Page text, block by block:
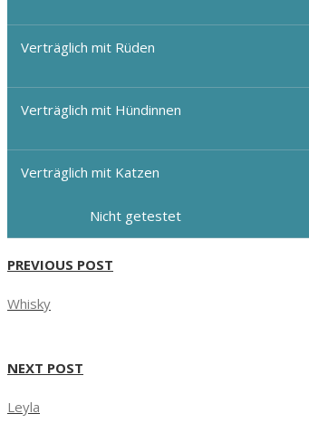
Verträglich mit Rüden
Verträglich mit Hündinnen
Verträglich mit Katzen
Nicht getestet
PREVIOUS POST
Whisky
NEXT POST
Leyla